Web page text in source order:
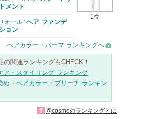
1位
メント
オール / ヘア ファンデ
ョン
ヘアカラー・パーマ ランキングへ
の関連ランキングもCHECK！
ア・スタイリング ランキング
め・ヘアカラー・ブリーチ ランキン
? @cosmeのランキングとは